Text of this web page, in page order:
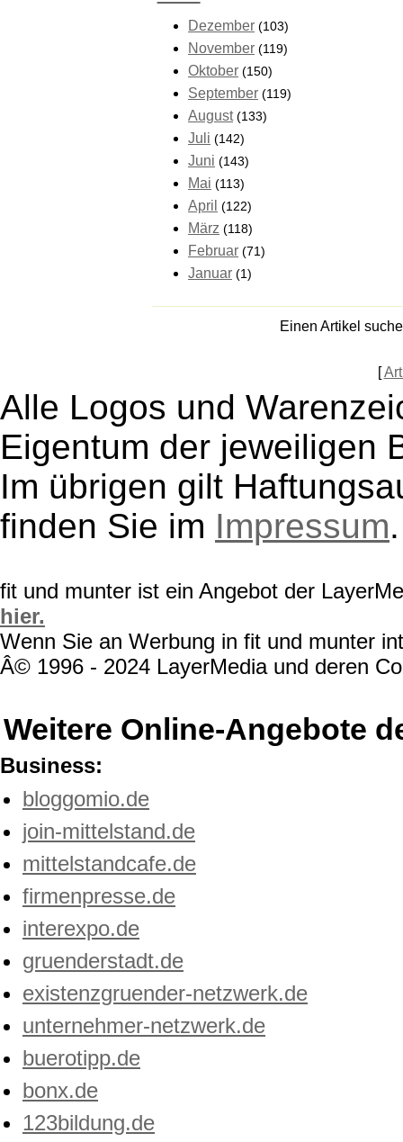
Dezember (103)
November (119)
Oktober (150)
September (119)
August (133)
Juli (142)
Juni (143)
Mai (113)
April (122)
März (118)
Februar (71)
Januar (1)
Einen Artikel
[
Alle Logos und
Eigentum der jeweiligen
Im übrigen gilt
finden Sie im Impressum.
fit und munter ist ein Angebot der
hier.
Wenn Sie an Werbung in fit und munter
Â© 1996 - 2024 LayerMedia und deren
Weitere Online-Angebote
Business:
bloggomio.de
join-mittelstand.de
mittelstandcafe.de
firmenpresse.de
interexpo.de
gruenderstadt.de
existenzgruender-netzwerk.de
unternehmer-netzwerk.de
buerotipp.de
bonx.de
123bildung.de